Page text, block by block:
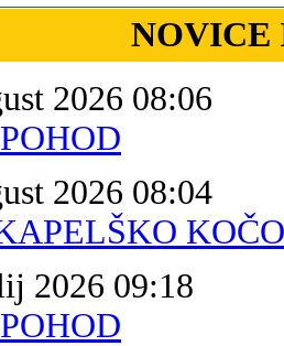
NOVICE
2026 08:06
2026 08:04
KOČO
2026 09:18